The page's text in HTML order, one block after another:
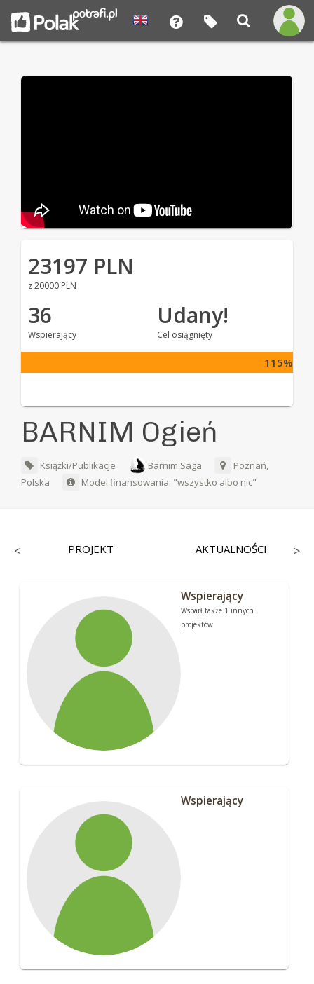
23197 PLN
z 20000 PLN
36
Wspierający
Udany!
Cel osiągnięty
115%
BARNIM Ogień
Książki/Publikacje Barnim Saga
Poznań,
Polska
Model finansowania: "wszystko albo nic"
< PROJEKT AKTUALNOŚCI >
Wspierający
Wsparł także 1 innych
projektów
Wspierający